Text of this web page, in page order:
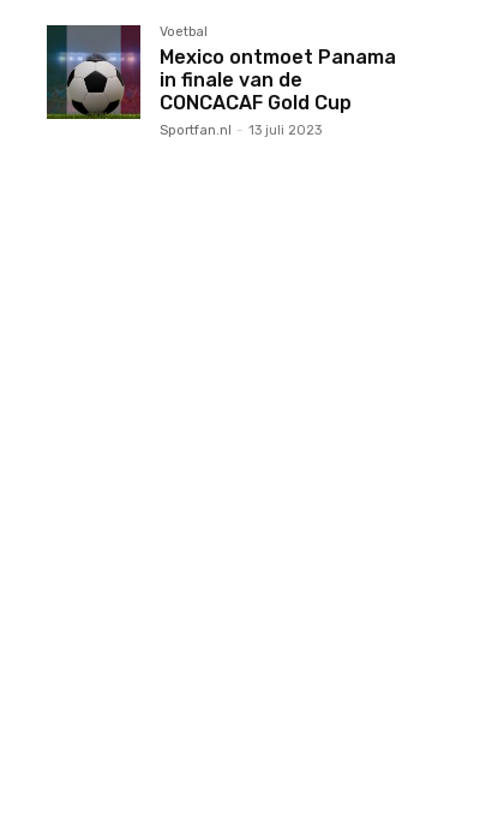
Voetbal
Mexico ontmoet Panama
in finale van de
CONCACAF Gold Cup
Sportfan.nl - 13 juli 2023